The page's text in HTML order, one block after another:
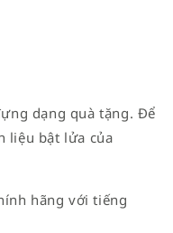
dạng quà tặng. Để
liệu bật lửa của
hãng với tiếng